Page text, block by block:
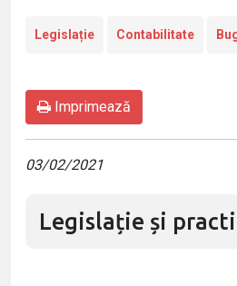
Legislație Contabilitate
Imprimează
03/02/2021
Legislație și